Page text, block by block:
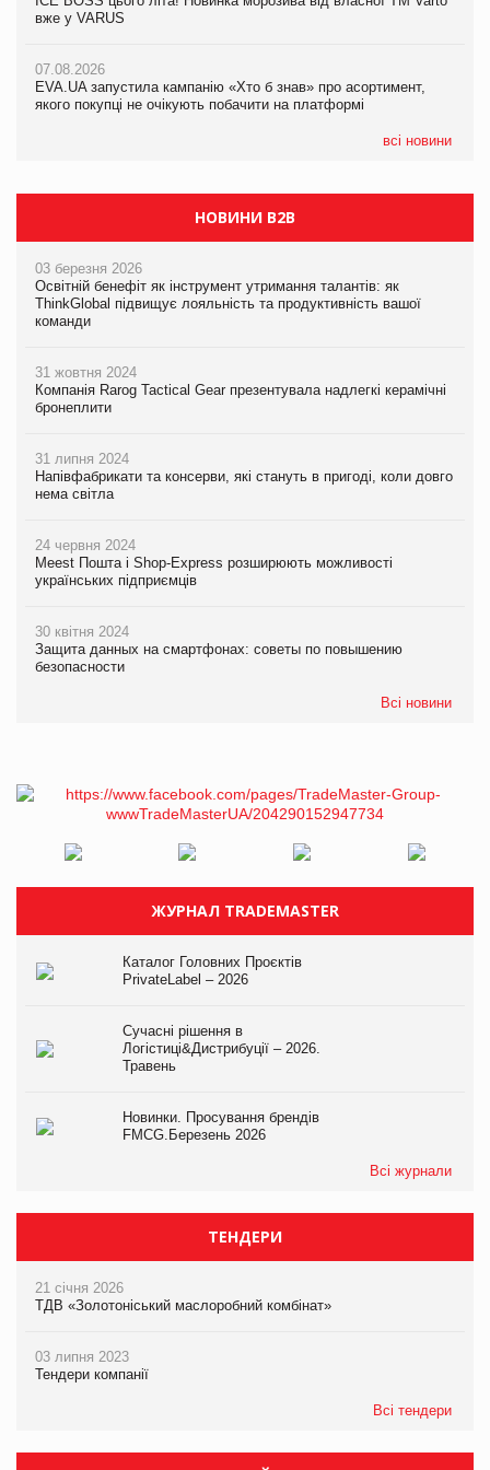
вже у VARUS
07.08.2026
EVA.UA запустила кампанію «Хто б знав» про асортимент,
якого покупці не очікують побачити на платформі
всі новини
Смачна новинка для хвостатих: у VARUS з’явилися паучі
05.08.2026
Мережа супермаркетів VARUS купує мережу магазинів
НОВИНИ B2B
03 березня 2026
Освітній бенефіт як інструмент утримання талантів: як
ThinkGlobal підвищує лояльність та продуктивність вашої
команди
31 жовтня 2024
Компанія Rarog Tactical Gear презентувала надлегкі керамічні
бронеплити
31 липня 2024
Напівфабрикати та консерви, які стануть в пригоді, коли довго
нема світла
24 червня 2024
Meest Пошта і Shop-Express розширюють можливості
українських підприємців
30 квітня 2024
Защита данных на смартфонах: советы по повышению
безопасности
Всі новини
ЖУРНАЛ TRADEMASTER
Каталог Головних Проєктів
PrivateLabel – 2026
Сучасні рішення в
Логістиці&Дистрибуції – 2026.
Травень
Новинки. Просування брендів
FMCG.Березень 2026
Всі журнали
ТЕНДЕРИ
21 січня 2026
ТДВ «Золотоніський маслоробний комбінат»
03 липня 2023
Тендери компанії
Всі тендери